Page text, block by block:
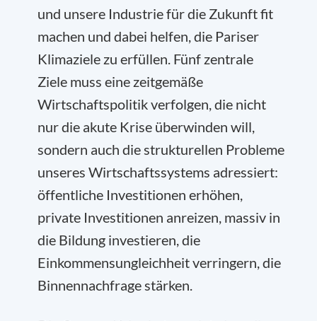
und unsere Industrie für die Zukunft fit
machen und dabei helfen, die Pariser
Klimaziele zu erfüllen. Fünf zentrale
Ziele muss eine zeitgemäße
Wirtschaftspolitik verfolgen, die nicht
nur die akute Krise überwinden will,
sondern auch die strukturellen Probleme
unseres Wirtschaftssystems adressiert:
öffentliche Investitionen erhöhen,
private Investitionen anreizen, massiv in
die Bildung investieren, die
Einkommensungleichheit verringern, die
Binnennachfrage stärken.